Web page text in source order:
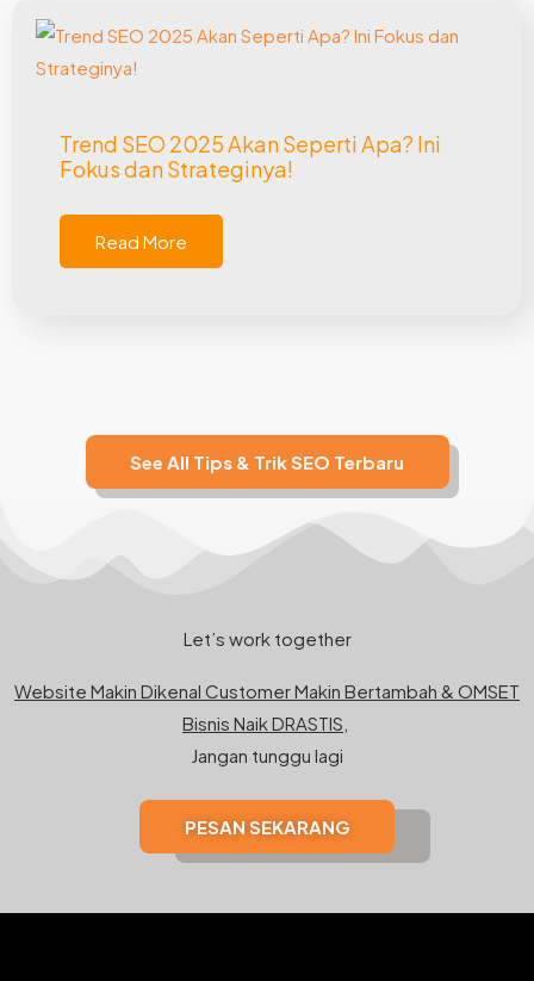
Trend SEO 2025 Akan Seperti Apa? Ini
Fokus dan Strateginya!
Read More
See All Tips & Trik SEO Terbaru
Let’s work together
Website Makin Dikenal Customer Makin Bertambah & OMSET
Bisnis Naik DRASTIS,
Jangan tunggu lagi
PESAN SEKARANG